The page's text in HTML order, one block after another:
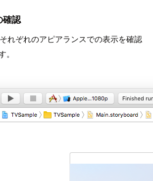
認
れぞれのアピアランスでの表示を確認